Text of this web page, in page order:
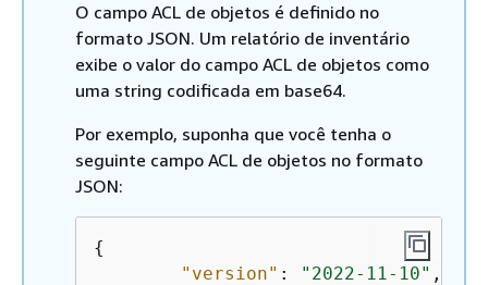
O campo ACL de objetos é definido no
formato JSON. Um relatório de inventário
exibe o valor do campo ACL de objetos como
uma string codificada em base64.
Por exemplo, suponha que você tenha o
seguinte campo ACL de objetos no formato
JSON:
{
"version" : "2022-11-10" ,